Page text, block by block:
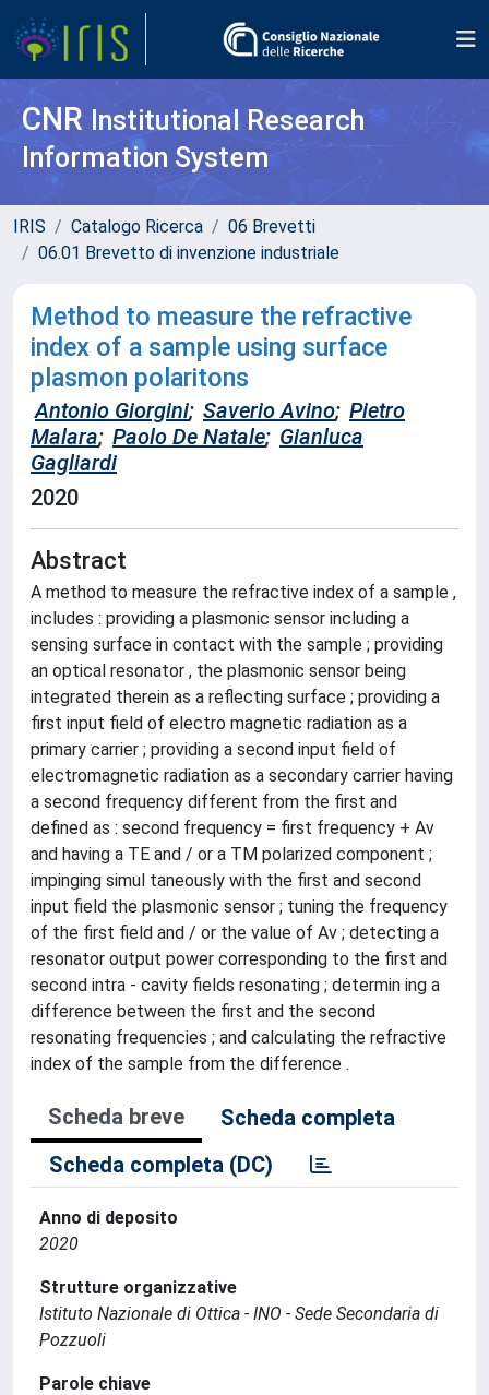
CNR Institutional Research
Information System
IRIS Catalogo Ricerca
06 Brevetti
06.01 Brevetto di invenzione industriale
Method to measure the refractive
index of a sample using surface
plasmon polaritons
Antonio Giorgini; Saverio Avino; Pietro
Malara; Paolo De Natale; Gianluca
Gagliardi
2020
Abstract
A method to measure the refractive index of a sample ,
includes : providing a plasmonic sensor including a
sensing surface in contact with the sample ; providing
an optical resonator , the plasmonic sensor being
integrated therein as a reflecting surface ; providing a
first input field of electro magnetic radiation as a
primary carrier ; providing a second input field of
electromagnetic radiation as a secondary carrier having
a second frequency different from the first and
defined as : second frequency = first frequency + Av
and having a TE and / or a TM polarized component ;
impinging simul taneously with the first and second
input field the plasmonic sensor ; tuning the frequency
of the first field and / or the value of Av ; detecting a
resonator output power corresponding to the first and
second intra - cavity fields resonating ; determin ing a
difference between the first and the second
resonating frequencies ; and calculating the refractive
index of the sample from the difference .
Scheda breve
Scheda completa
Scheda completa (DC)
Anno di deposito
2020
Strutture organizzative
Istituto Nazionale di Ottica - INO - Sede Secondaria di
Pozzuoli
Parole chiave